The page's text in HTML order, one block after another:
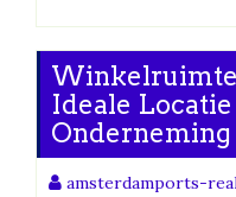
Ideale
Onderneming
amsterdamports-